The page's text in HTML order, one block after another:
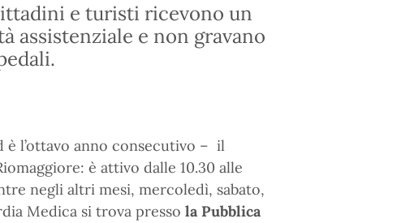
e turisti ricevono un
assistenziale e non gravano
l’ottavo anno consecutivo – il
è attivo dalle 10.30 alle
negli altri mesi, mercoledì, sabato,
Medica si trova presso la Pubblica